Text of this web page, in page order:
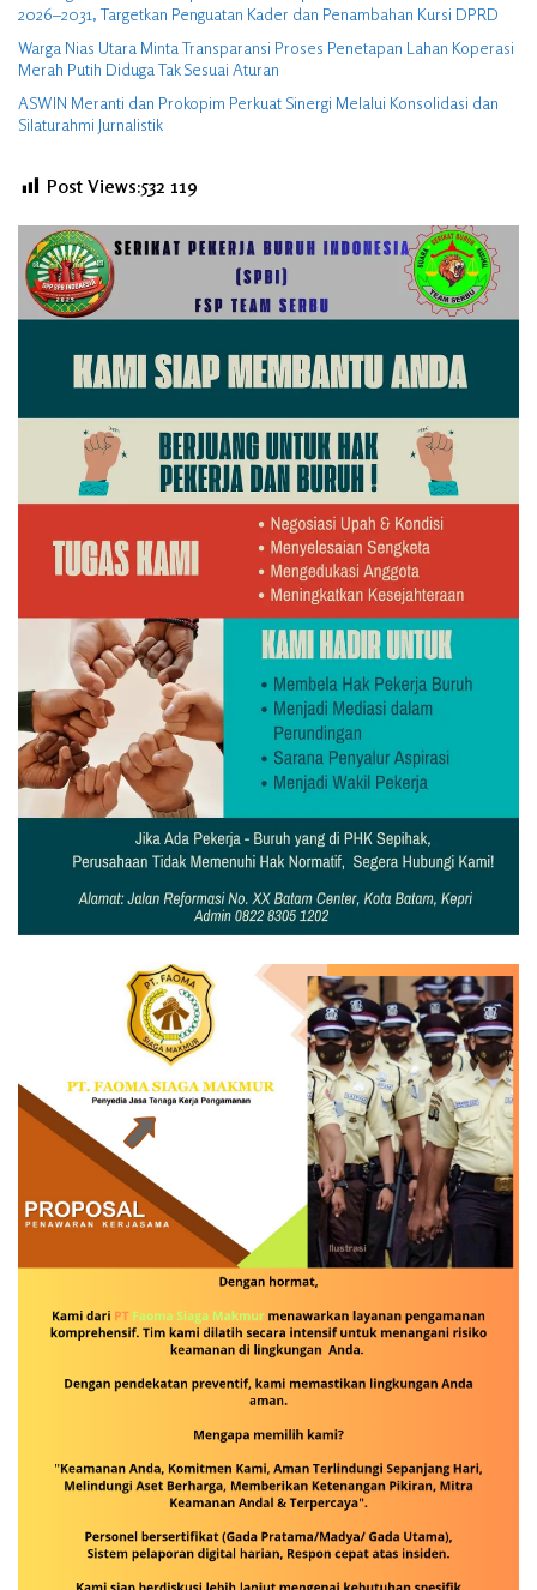
2026–2031, Targetkan Penguatan Kader dan Penambahan Kursi DPRD
Warga Nias Utara Minta Transparansi Proses Penetapan Lahan Koperasi
Merah Putih Diduga Tak Sesuai Aturan
ASWIN Meranti dan Prokopim Perkuat Sinergi Melalui Konsolidasi dan
Silaturahmi Jurnalistik
Post Views:532 119